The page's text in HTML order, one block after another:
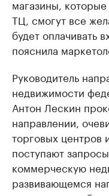
магазины,
ТЦ, смогут все
будет оплачивать
пояснила
Руководитель
недвижимости
Антон Лескин
направлении,
торговых центров
поступают
коммерческую
развивающемся